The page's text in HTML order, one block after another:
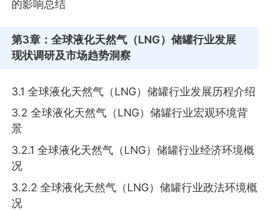
的影响总结
第3章 ：全球液化天然气（LNG）储罐行业发展
现状调研及市场趋势洞察
3.1 全球液化天然气（LNG）储罐行业发展历程介绍
3.2 全球液化天然气（LNG）储罐行业宏观环境背
景
3.2.1 全球液化天然气（LNG）储罐行业经济环境概
况
3.2.2 全球液化天然气（LNG）储罐行业政法环境概
况